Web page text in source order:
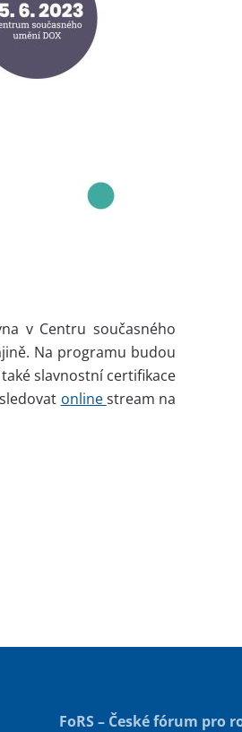
v Centru současného
Na programu budou
slavnostní certifikace
onlinestream na
FoRS – České fórum pro